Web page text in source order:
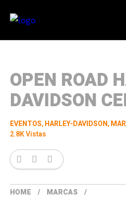
OPEN ROAD
DAVIDSON
EVENTOS,HARLEY-DAVIDSON,
2.8K Vistas
HOME
MARCAS